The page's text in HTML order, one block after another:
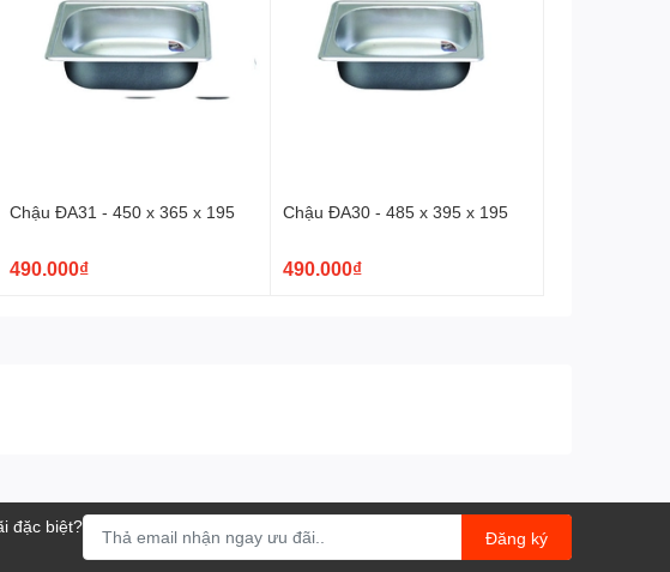
Chậu ĐA31 - 450 x 365 x 195
490.000₫
Chậu ĐA30 - 485 x 395 x 195
490.000₫
đặc biệt?
Đăng ký